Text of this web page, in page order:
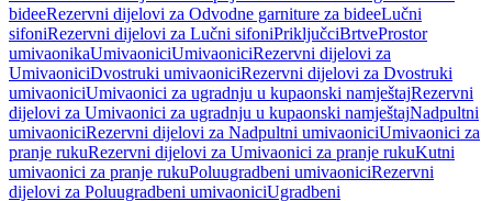
bideeRezervni dijelovi za Odvodne garniture za bideeLučni
sifoniRezervni dijelovi za Lučni sifoniPriključciBrtveProstor
umivaonikaUmivaoniciUmivaoniciRezervni dijelovi za
UmivaoniciDvostruki umivaoniciRezervni dijelovi za Dvostruki
umivaoniciUmivaonici za ugradnju u kupaonski namještajRezervni
dijelovi za Umivaonici za ugradnju u kupaonski namještajNadpultni
umivaoniciRezervni dijelovi za Nadpultni umivaoniciUmivaonici za
pranje rukuRezervni dijelovi za Umivaonici za pranje rukuKutni
umivaonici za pranje rukuPoluugradbeni umivaoniciRezervni
dijelovi za Poluugradbeni umivaoniciUgradbeni